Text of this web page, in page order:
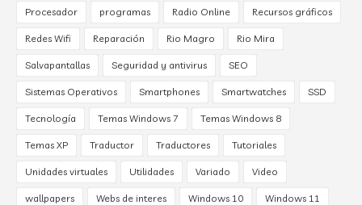
Procesador programas Radio Online Recursos gráficos
Redes Wifi Reparación Rio Magro Rio Mira
Salvapantallas Seguridad y antivirus SEO
Sistemas Operativos Smartphones Smartwatches SSD
Tecnología Temas Windows 7 Temas Windows 8
Temas XP Traductor Traductores Tutoriales
Unidades virtuales Utilidades Variado Video
wallpapers Webs de interes Windows 10 Windows 11